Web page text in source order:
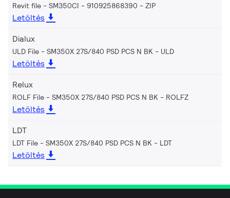
Revit file - SM350CI - 910925868390 ZIP
Letöltés
Dialux
ULD File - SM350X 27S/840 PSD PCS N BK ULD
Letöltés
Relux
ROLF File - SM350X 27S/840 PSD PCS N BK ROLFZ
Letöltés
LDT
LDT File - SM350X 27S/840 PSD PCS N BK LDT
Letöltés